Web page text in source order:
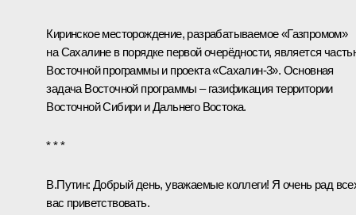
Киринское месторождение, разрабатываемое «Газпромом»
на Сахалине в порядке первой очерёдности, является
Восточной программы и проекта «Сахалин-3». Основная
задача Восточной программы – газификация территории
Восточной Сибири и Дальнего Востока.
* * *
В.Путин: Добрый день, уважаемые коллеги! Я очень рад
вас приветствовать.